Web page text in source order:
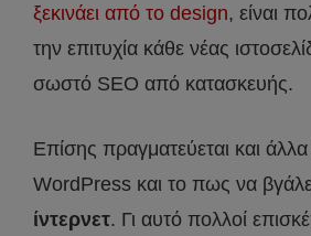
ξεκινάει από το design, είναι
την επιτυχία κάθε νέας
σωστό SEO από κατασκευής.
Επίσης πραγματεύεται και
WordPress και το πως να
ίντερνετ. Γι αυτό πολλοί